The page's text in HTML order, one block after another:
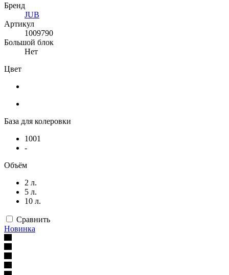
Бренд
JUB
Артикул
1009790
Большой блок
Нет
Цвет
База для колеровки
1001
-
Объём
2 л.
5 л.
10 л.
Сравнить
Новинка